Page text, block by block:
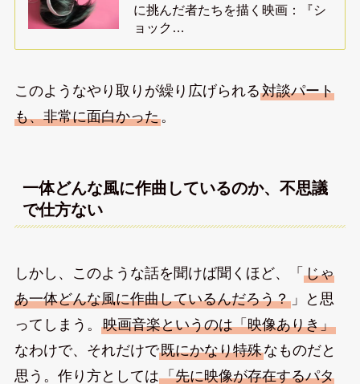
に挑んだ者たちを描く映画：『シ
ョック…
このようなやり取りが繰り広げられる対談パート
も、非常に面白かった。
一体どんな風に作曲しているのか、不思議
で仕方ない
しかし、このような話を聞けば聞くほど、「 じゃ
あ一体どんな風に作曲しているんだろう？」と思
ってしまう。 映画音楽というのは「映像ありき」
なわけで、それだけで既にかなり特殊なものだと
思う。作り方としては「先に映像が存在するパタ